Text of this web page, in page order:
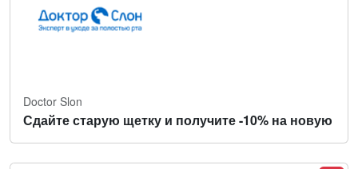
Doctor Slon
Сдайте старую щетку и получите -10% на новую